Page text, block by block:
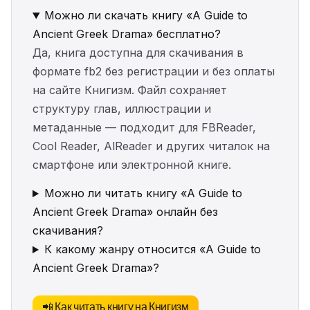
Можно ли скачать книгу «A Guide to
Ancient Greek Drama» бесплатно?
Да, книга доступна для скачивания в
формате fb2 без регистрации и без оплаты
на сайте Книгизм. Файл сохраняет
структуру глав, иллюстрации и
метаданные — подходит для FBReader,
Cool Reader, AlReader и других читалок на
смартфоне или электронной книге.
Можно ли читать книгу «A Guide to
Ancient Greek Drama» онлайн без
скачивания?
К какому жанру относится «A Guide to
Ancient Greek Drama»?
📲 Как читать книгу на Книгизм